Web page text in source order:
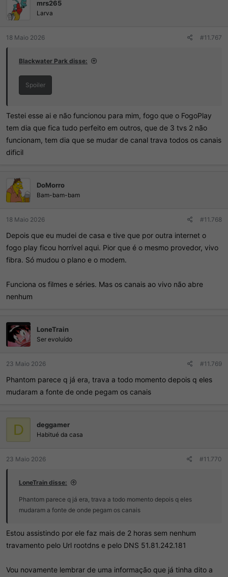
mrs265
Larva
18 Maio 2026 #11.767
Blackwater Park disse:
Spoiler
Testei esse ai e não funcionou para mim, fogo que o FogoPlay
tem dia que fica tudo perfeito em outros, que de 3 tvs 2 não
funcionam, tem dia que se mudar de canal trava todos os canais
dificil
DoMorro
Bam-bam-bam
18 Maio 2026 #11.768
Depois que eu mudei de casa e tive que por outra internet o
fogo play ficou horrível aqui. Pior que é o mesmo provedor, vivo
fibra. Só mudou o plano e o modem.
Funciona os filmes e séries. Mas os canais ao vivo não abre
nenhum
LoneTrain
Ser evoluído
23 Maio 2026 #11.769
Phantom parece q já era, trava a todo momento depois q eles
mudaram a fonte de onde pegam os canais
D deggamer
Habitué da casa
23 Maio 2026 #11.770
LoneTrain disse:
Phantom parece q já era, trava a todo momento depois q eles
mudaram a fonte de onde pegam os canais
Estou assistindo por ele faz mais de 2 horas sem nenhum
travamento pelo Url rootdns e pelo DNS 51.81.242.181
Vou novamente lembrar de uma informação que já tinha dito a